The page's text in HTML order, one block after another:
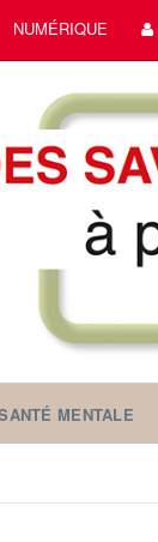
NUMÉRIQUE
MENTALE